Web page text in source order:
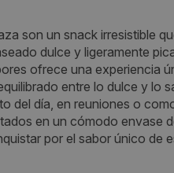
son un snack irresistible
dulce y ligeramente
ofrece una experiencia
entre lo dulce y lo
del día, en reuniones o
en un cómodo envase
por el sabor único de
- Rua
(+34) 602 35
Email:
info@vendin-